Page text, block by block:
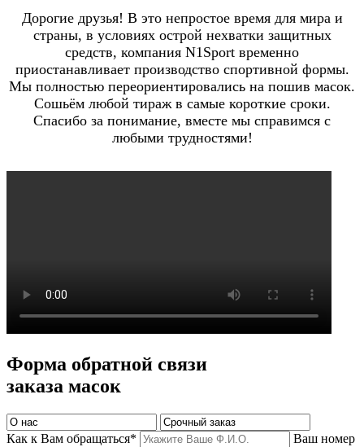
Дорогие друзья! В это непростое время для мира и
страны, в условиях острой нехватки защитных
средств, компания N1Sport временно
приостанавливает производство спортивной формы.
Мы полностью переориентировались на пошив масок.
Сошьём любой тираж в самые короткие сроки.
Спасибо за понимание, вместе мы справимся с
любыми трудностями!
Форма обратной связи
заказа масок
Как к Вам обращаться*
Ваш номер